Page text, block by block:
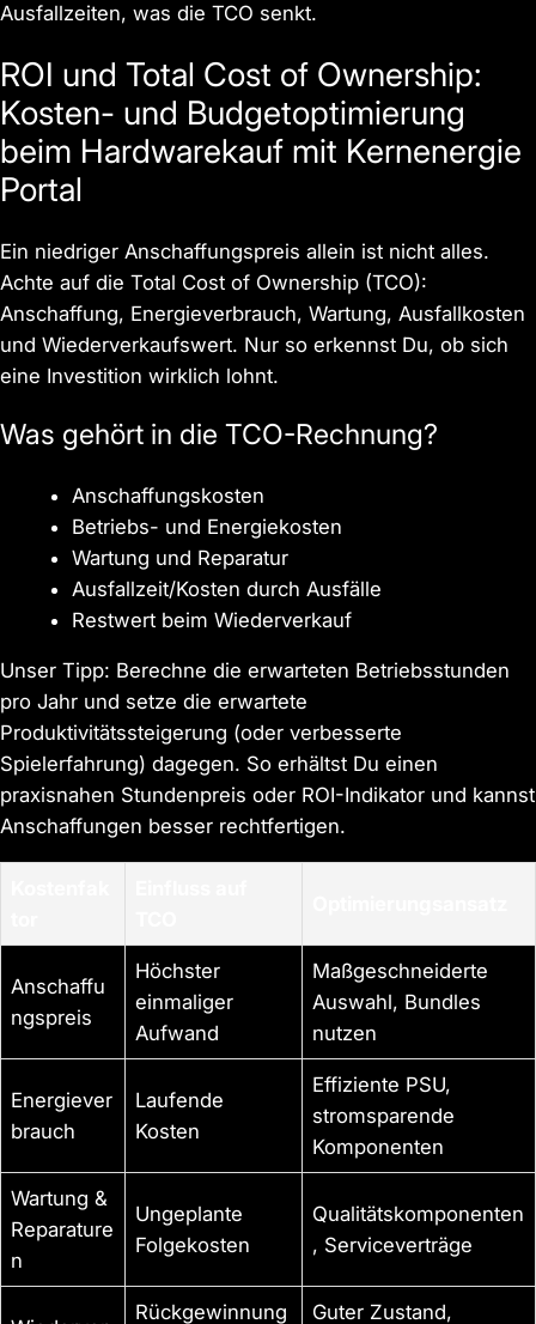
Ausfallzeiten, was die TCO senkt.
ROI und Total Cost of Ownership:
Kosten- und Budgetoptimierung
beim Hardwarekauf mit Kernenergie
Portal
Ein niedriger Anschaffungspreis allein ist nicht alles.
Achte auf die Total Cost of Ownership (TCO):
Anschaffung, Energieverbrauch, Wartung, Ausfallkosten
und Wiederverkaufswert. Nur so erkennst Du, ob sich
eine Investition wirklich lohnt.
Was gehört in die TCO-Rechnung?
Anschaffungskosten
Betriebs- und Energiekosten
Wartung und Reparatur
Ausfallzeit/Kosten durch Ausfälle
Restwert beim Wiederverkauf
Unser Tipp: Berechne die erwarteten Betriebsstunden
pro Jahr und setze die erwartete
Produktivitätssteigerung (oder verbesserte
Spielerfahrung) dagegen. So erhältst Du einen
praxisnahen Stundenpreis oder ROI-Indikator und kannst
Anschaffungen besser rechtfertigen.
Anschaffu
ngspreis
Höchster
einmaliger
Aufwand
Maßgeschneiderte
Auswahl, Bundles
nutzen
Energiever
brauch
Laufende
Kosten
Effiziente PSU,
stromsparende
Komponenten
Wartung &
Reparature
n
Ungeplante
Folgekosten
Qualitätskomponenten
, Serviceverträge
Rückgewinnung Guter Zustand,